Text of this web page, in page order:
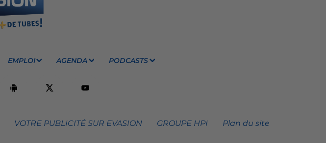
EMPLOI AGENDA PODCASTS
VOTRE PUBLICITÉ SUR EVASION GROUPE HPI Plan du site